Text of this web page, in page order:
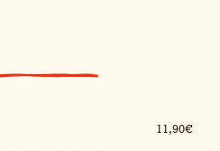
11,90€